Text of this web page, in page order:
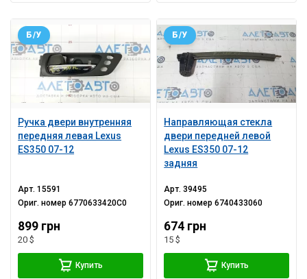
Ручка двери внутренняя
передняя левая Lexus
ES350 07-12
Б/У
Арт.15591
Ориг. номер6770633420C0
899 грн
20 $
Купить
Направляющая стекла
двери передней левой
Lexus ES350 07-12
задняя
Б/У
Арт.39495
Ориг. номер6740433060
674 грн
15 $
Купить